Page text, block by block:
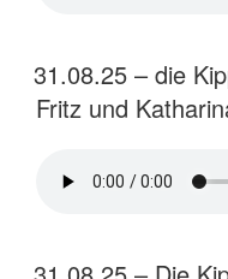
31.08.25 – die
Fritz und